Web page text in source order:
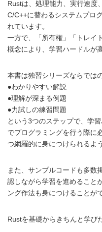
Rustは、処理能力、実行速度
C/C++に替わるシステムプロ
れています。
一方で、「所有権」「トレイ
概念により、学習ハードルが
本書は独習シリーズならではの
●わかりやすい解説
●理解が深まる例題
●力試しの練習問題
という3つのステップで、学
でプログラミングを行う際に
つ網羅的に身につけられるよ
また、サンプルコードも多数
認しながら学習を進めること
ング作法も身につけることが
Rustを基礎からきちんと学び